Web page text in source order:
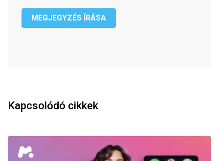
MEGJEGYZÉS ÍRÁSA
Kapcsolódó cikkek